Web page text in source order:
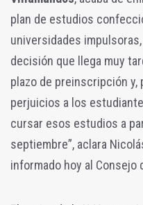
plan de estudios
universidades impulsoras,
decisión que llega muy
plazo de preinscripción y,
perjuicios a los
cursar esos estudios a
septiembre”, aclara
informado hoy al